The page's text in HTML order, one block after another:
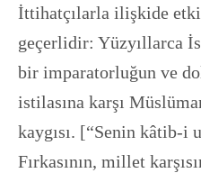
İttihatçılarla ilişkide
geçerlidir: Yüzyıllarca
bir imparatorluğun ve
istilasına karşı
kaygısı. [“Senin kâtib-i
Fırkasının, millet